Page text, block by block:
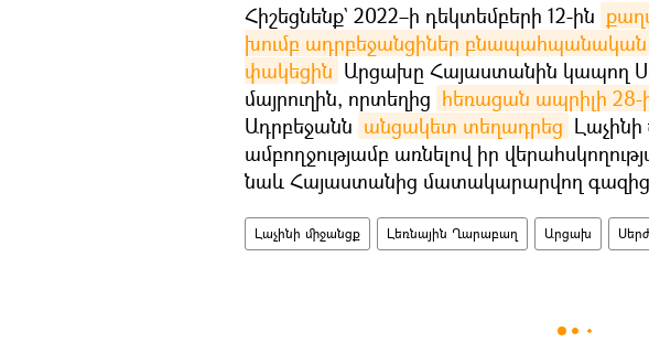
Հիշեցնենք` 2022–ի դեկտեմբերի 12-ին
խումբ ադրբեջանցիներ
փակեցին Արցախը Հայաստանին կապող
մայրուղին, որտեղից հեռացան ապրիլի 28-
Ադրբեջանն անցակետ տեղադրեց
ամբողջությամբ առնելով իր
նաև Հայաստանից մատակարարվող գազից
Լաչինի միջանցք Լեռնային Ղարաբաղ Արցախ